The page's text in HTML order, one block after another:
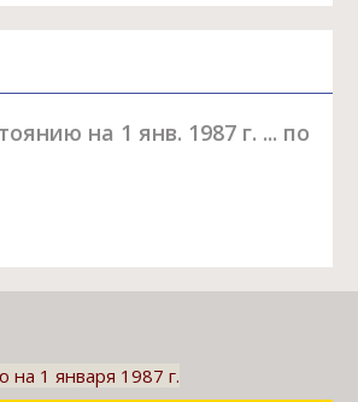
на 1 янв. 1987 г. ... по
на 1 января 1987 г.